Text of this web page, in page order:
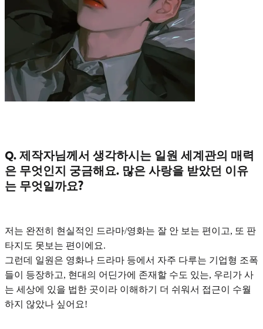
Q. 제작자님께서 생각하시는 일원 세계관의 매력
은 무엇인지 궁금해요. 많은 사랑을 받았던 이유
는 무엇일까요?
저는 완전히 현실적인 드라마/영화는 잘 안 보는 편이고, 또 판
타지도 못보는 편이에요.
그런데 일원은 영화나 드라마 등에서 자주 다루는 기업형 조폭
들이 등장하고, 현대의 어딘가에 존재할 수도 있는, 우리가 사
는 세상에 있을 법한 곳이라 이해하기 더 쉬워서 접근이 수월
하지 않았나 싶어요!